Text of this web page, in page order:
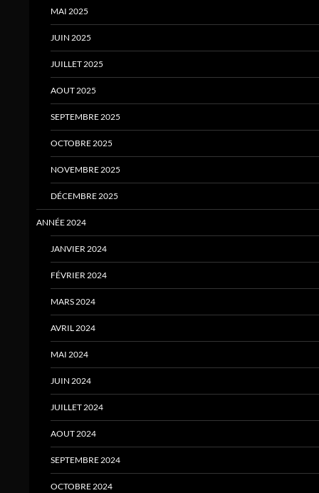
MAI 2025
JUIN 2025
JUILLET 2025
AOUT 2025
SEPTEMBRE 2025
OCTOBRE 2025
NOVEMBRE 2025
DÉCEMBRE 2025
ANNÉE 2024
JANVIER 2024
FÉVRIER 2024
MARS 2024
AVRIL 2024
MAI 2024
JUIN 2024
JUILLET 2024
AOUT 2024
SEPTEMBRE 2024
OCTOBRE 2024